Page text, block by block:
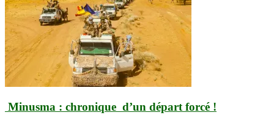
Minusma : chronique d’un départ forcé !